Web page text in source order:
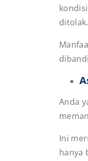
ditolak.
Anda
Ini
hanya